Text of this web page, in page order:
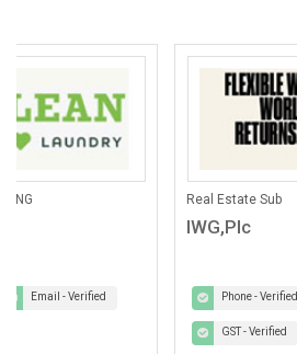
Email - Verified
Real Estate Sub
IWG,Plc
Phone - Verified
GST - Verified